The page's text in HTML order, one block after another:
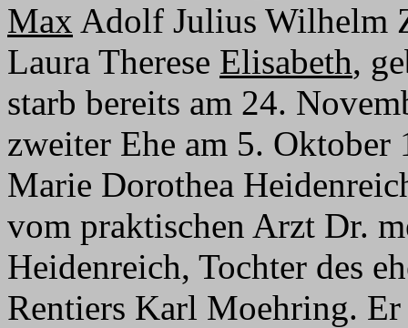
Max Adolf Julius Wilhelm
Laura Therese Elisabeth,
starb bereits am 24.
zweiter Ehe am 5.
Marie Dorothea
vom praktischen Arzt Dr.
Heidenreich, Tochter des
Rentiers Karl Moehring. Er